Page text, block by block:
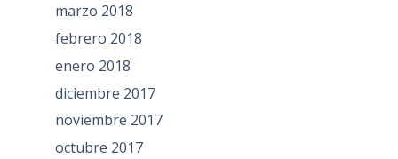
marzo 2018
febrero 2018
enero 2018
diciembre 2017
noviembre 2017
octubre 2017